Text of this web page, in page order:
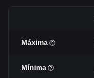
Máxima
Mínima